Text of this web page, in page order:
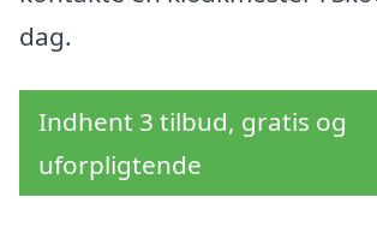
dag.
Indhent 3 tilbud, gratis og
uforpligtende